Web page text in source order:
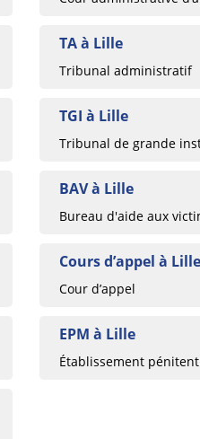
TA à Lille
Tribunal administratif
TGI à Lille
Tribunal de grande
BAV à Lille
Bureau d'aide aux
Cours d’appel à Lille
Cour d’appel
EPM à Lille
Établissement